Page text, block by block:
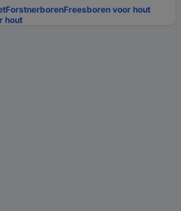
ForstnerborenFreesboren voor hout
hout